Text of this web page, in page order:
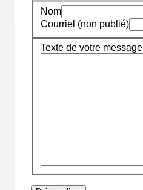
Nom
Courriel (non publié)
Texte de votre message